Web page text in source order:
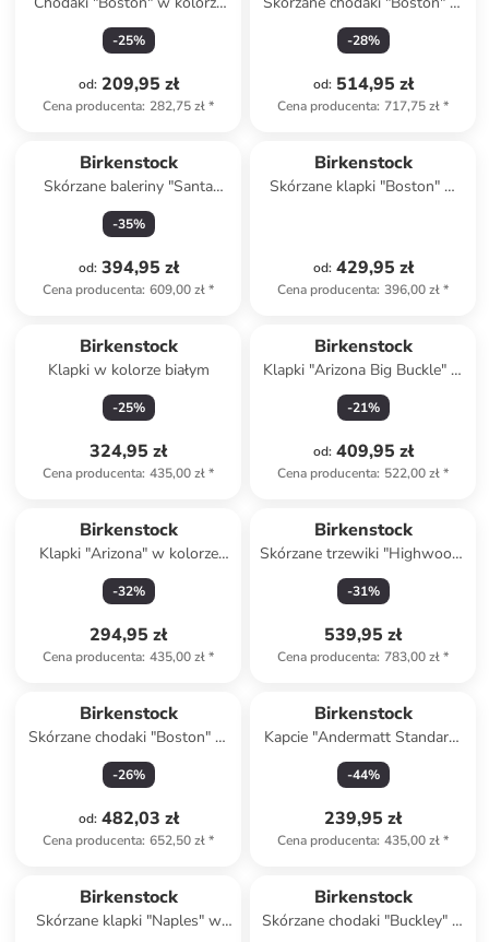
kremowym
-25%
od: 209,95 zł
Cena producenta: 282,75 zł*
kolorze czarnym
-28%
od: 514,95 zł
Cena producenta: 717,75 zł*
Birkenstock
Skórzane baleriny "Santa
Clarit" w kolorze
jasnoróżowym
-35%
od: 394,95 zł
Cena producenta: 609,00 zł*
Birkenstock
Skórzane klapki "Boston" w
od: 429,95 zł
Cena producenta: 396,00 zł*
Birkenstock
Klapki w kolorze białym
-25%
324,95 zł
Cena producenta: 435,00 zł*
Birkenstock
Klapki "Arizona Big Buckle" w
kolorze białym
-21%
od: 409,95 zł
Cena producenta: 522,00 zł*
Birkenstock
Klapki "Arizona" w kolorze
jasnoróżowym
-32%
294,95 zł
Cena producenta: 435,00 zł*
Birkenstock
Skórzane trzewiki "Highwood"
w kolorze czarnym
-31%
539,95 zł
Cena producenta: 783,00 zł*
Birkenstock
Skórzane chodaki "Boston" w
kolorze antracytowym
-26%
od: 482,03 zł
Cena producenta: 652,50 zł*
Birkenstock
Kapcie "Andermatt Standard"
w kolorze szarym
-44%
239,95 zł
Cena producenta: 435,00 zł*
Birkenstock
Skórzane klapki "Naples" w
Birkenstock
Skórzane chodaki "Buckley" w